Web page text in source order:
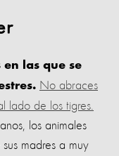
las que se
No abraces
lado de los tigres.
los animales
madres a muy